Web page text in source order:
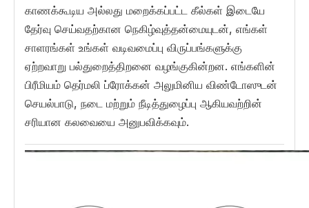
காணக்கூடிய அல்லது மறைக்கப்பட்ட கீல்கள் இடையே
தேர்வு செய்வதற்கான நெகிழ்வுத்தன்மையுடன், எங்கள்
சாளரங்கள் உங்கள் வடிவமைப்பு விருப்பங்களுக்கு
ஏற்றவாறு பல்துறைத்திறனை வழங்குகின்றன. எங்களின்
பிரீமியம் தெர்மலி ப்ரோக்கன் அலுமினிய விண்டோஸுடன்
செயல்பாடு, நடை மற்றும் நீடித்துழைப்பு ஆகியவற்றின்
சரியான கலவையை அனுபவிக்கவும்.